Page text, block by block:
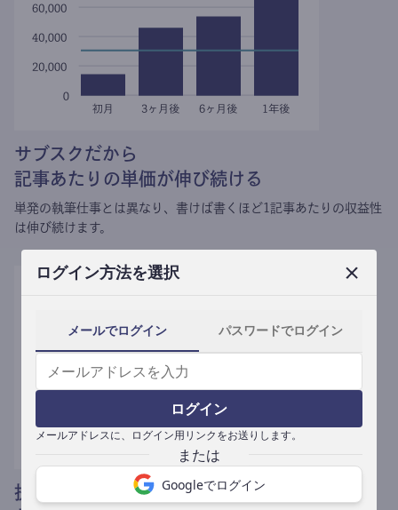
ログイン方法を選択
メールでログイン パスワードでログイン
ログイン
メールアドレスに、ログイン用リンクをお送りします。
Googleでログイン
サブスクだから
記事あたりの単価が伸び続ける
単発の執筆仕事とは異なり、 書けば書くほど1記事あたりの収益性
は伸び続けます。
提携媒体による記事買い取りで